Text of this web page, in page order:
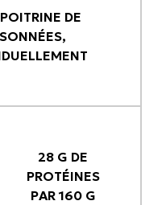
DE
28 G DE
PROTÉINES
PAR 160 G